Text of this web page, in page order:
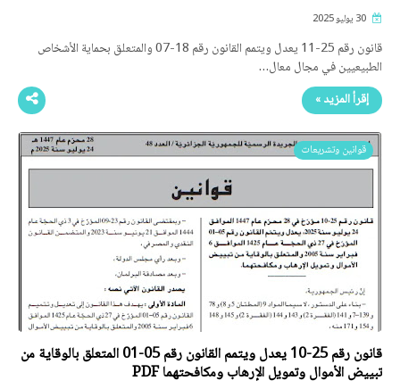
قانون رقم 25-11 يعدل ويتمم القانون رقم 18-07 والمتعلق بحماية الأشخاص
الطبيعيين في مجال معال…
إقرأ المزيد »
قوانين وتشريعات
قانون رقم 25-10 يعدل ويتمم القانون رقم 05-01 المتعلق بالوقاية من
تبييض الأموال وتمويل الإرهاب ومكافحتهما PDF